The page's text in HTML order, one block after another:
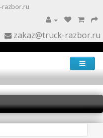
zakaz@truck-razbor.ru